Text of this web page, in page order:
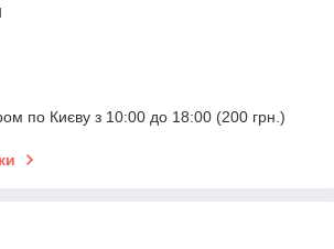
по Києву з 10:00 до 18:00 (200 грн.)